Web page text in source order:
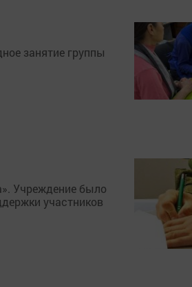
занятие группы
Учреждение было
участников